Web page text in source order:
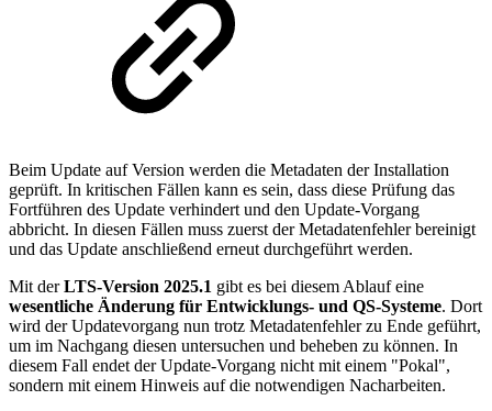
Beim Update auf Version werden die Metadaten der Installation
geprüft. In kritischen Fällen kann es sein, dass diese Prüfung das
Fortführen des Update verhindert und den Update-Vorgang
abbricht. In diesen Fällen muss zuerst der Metadatenfehler bereinigt
und das Update anschließend erneut durchgeführt werden.
Mit derLTS-Version 2025.1 gibt es bei diesem Ablauf eine
wesentliche Änderung für Entwicklungs- und QS-Systeme. Dort
wird der Updatevorgang nun trotz Metadatenfehler zu Ende geführt,
um im Nachgang diesen untersuchen und beheben zu können. In
diesem Fall endet der Update-Vorgang nicht mit einem "Pokal",
sondern mit einem Hinweis auf die notwendigen Nacharbeiten.